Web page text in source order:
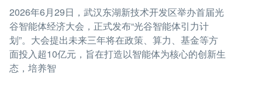
2026年6月29日，武汉东湖新技术开发区举办首届光
谷智能体经济大会，正式发布“光谷智能体引力计
划”。大会提出未来三年将在政策、算力、基金等方
面投入超10亿元，旨在打造以智能体为核心的创新生
态，培养智